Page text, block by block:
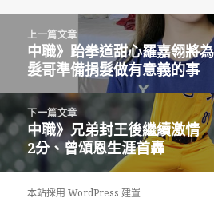
上一篇文章
上
一
篇
文
章:
中職》跆拳道甜心羅嘉翎將
髮哥準備捐髮做有意義的事
下一篇文章
下
一
篇
文
中職》兄弟封王後繼續激情
2分、曾頌恩生涯首轟
本站採用 WordPress 建置